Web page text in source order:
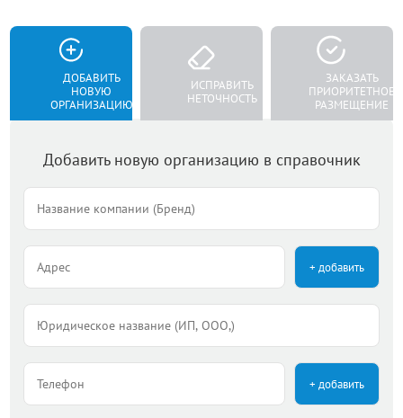
ДОБАВИТЬ
НОВУЮ
ОРГАНИЗАЦИЮ
ИСПРАВИТЬ
НЕТОЧНОСТЬ
ЗАКАЗАТЬ
ПРИОРИТЕТНОЕ
РАЗМЕЩЕНИЕ
Добавить новую организацию в справочник
+ добавить
+ добавить